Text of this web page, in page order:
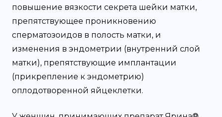
повышение вязкости секрета шейки матки,
препятствующее проникновению
сперматозоидов в полость матки, и
изменения в эндометрии (внутренний слой
матки), препятствующие имплантации
(прикрепление к эндометрию)
оплодотворенной яйцеклетки.